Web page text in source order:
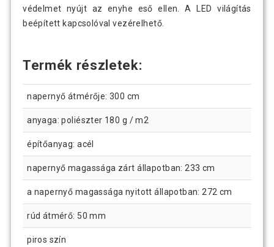
védelmet nyújt az enyhe eső ellen. A LED világítás
beépített kapcsolóval vezérelhető.
Termék részletek:
napernyő átmérője: 300 cm
anyaga: poliészter 180 g / m2
építőanyag: acél
napernyő magassága zárt állapotban: 233 cm
a napernyő magassága nyitott állapotban: 272 cm
rúd átmérő: 50 mm
piros szín